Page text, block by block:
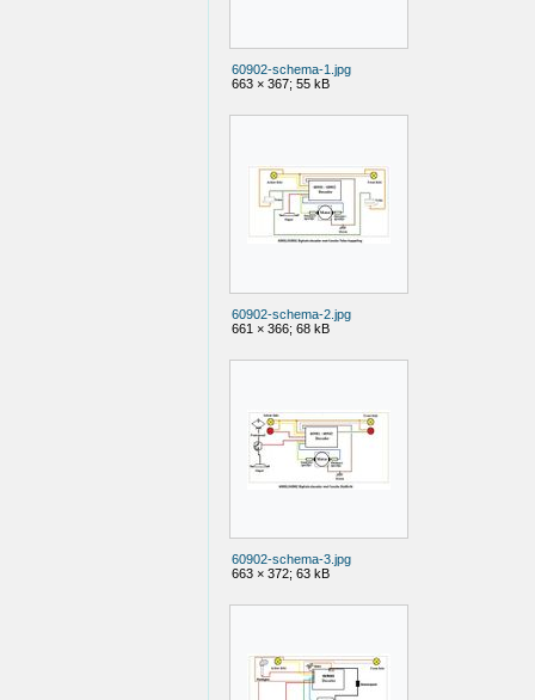
60902-schema-1.jpg
663 × 367; 55 kB
60902-schema-2.jpg
661 × 366; 68 kB
60902-schema-3.jpg
663 × 372; 63 kB